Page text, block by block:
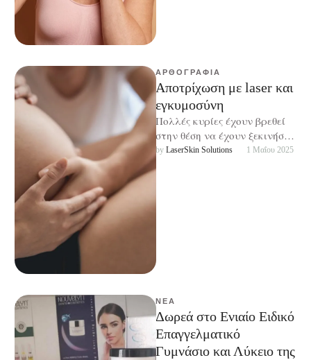
ΑΡΘΟΓΡΑΦΊΑ
Αποτρίχωση με laser και
εγκυμοσύνη
Πολλές κυρίες έχουν βρεθεί
στην θέση να έχουν ξεκινήσει
αποτρίχωση με laser και στο
by LaserSkin Solutions 1 Μαΐου 2025
ΝΈΑ
Δωρεά στο Ενιαίο Ειδικό
Επαγγελματικό
Γυμνάσιο και Λύκειο της